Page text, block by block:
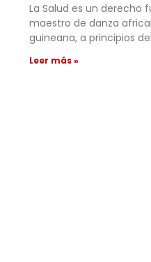
La Salud es un derecho
maestro de danza
guineana, a principios
Leer más »